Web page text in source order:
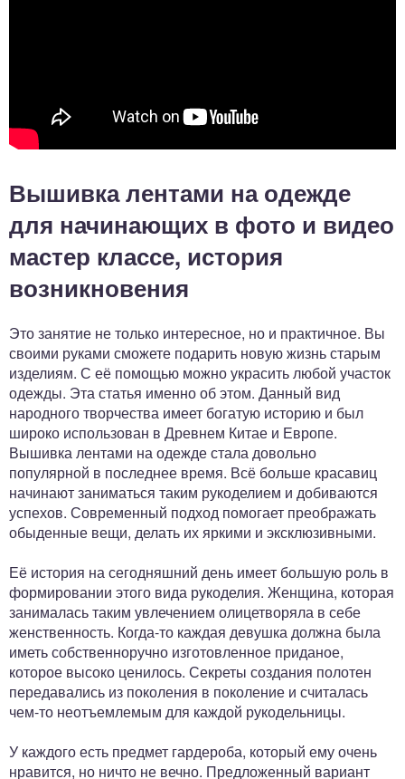
Вышивка лентами на одежде
для начинающих в фото и видео
мастер классе, история
возникновения
Это занятие не только интересное, но и практичное. Вы
своими руками сможете подарить новую жизнь старым
изделиям. С её помощью можно украсить любой участок
одежды. Эта статья именно об этом. Данный вид
народного творчества имеет богатую историю и был
широко использован в Древнем Китае и Европе.
Вышивка лентами на одежде стала довольно
популярной в последнее время. Всё больше красавиц
начинают заниматься таким рукоделием и добиваются
успехов. Современный подход помогает преображать
обыденные вещи, делать их яркими и эксклюзивными.
Её история на сегодняшний день имеет большую роль в
формировании этого вида рукоделия. Женщина, которая
занималась таким увлечением олицетворяла в себе
женственность. Когда-то каждая девушка должна была
иметь собственноручно изготовленное приданое,
которое высоко ценилось. Секреты создания полотен
передавались из поколения в поколение и считалась
чем-то неотъемлемым для каждой рукодельницы.
У каждого есть предмет гардероба, который ему очень
нравится, но ничто не вечно. Предложенный вариант